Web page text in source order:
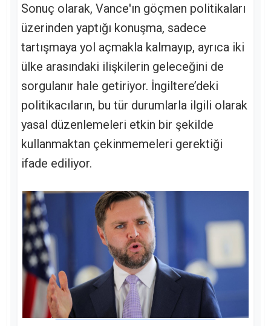
Sonuç olarak, Vance'ın göçmen politikaları
üzerinden yaptığı konuşma, sadece
tartışmaya yol açmakla kalmayıp, ayrıca iki
ülke arasındaki ilişkilerin geleceğini de
sorgulanır hale getiriyor. İngiltere’deki
politikacıların, bu tür durumlarla ilgili olarak
yasal düzenlemeleri etkin bir şekilde
kullanmaktan çekinmemeleri gerektiği
ifade ediliyor.